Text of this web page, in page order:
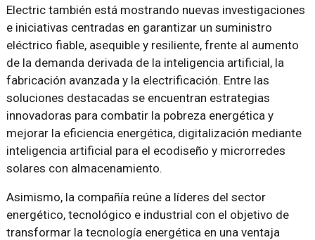
Electric también está mostrando nuevas investigaciones
e iniciativas centradas en garantizar un suministro
eléctrico fiable, asequible y resiliente, frente al aumento
de la demanda derivada de la inteligencia artificial, la
fabricación avanzada y la electrificación. Entre las
soluciones destacadas se encuentran estrategias
innovadoras para combatir la pobreza energética y
mejorar la eficiencia energética, digitalización mediante
inteligencia artificial para el ecodiseño y microrredes
solares con almacenamiento.
Asimismo, la compañía reúne a líderes del sector
energético, tecnológico e industrial con el objetivo de
transformar la tecnología energética en una ventaja